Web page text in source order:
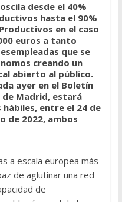
desde el 40%
hasta el 90%
en el caso
euros a tanto
que se
creando un
abierto al público.
ayer en el Boletín
de Madrid, estará
entre el 24 de
de 2022, ambos
a escala europea más
de aglutinar una red
de